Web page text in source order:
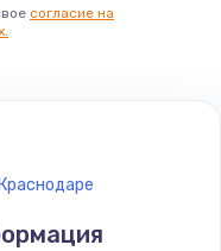
согласие на